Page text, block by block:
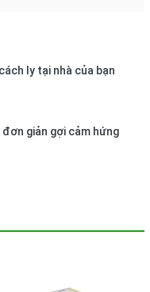
ly tại nhà của bạn
giản gợi cảm hứng